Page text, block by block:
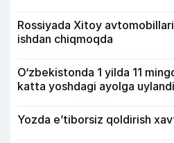
Rossiyada Xitoy
ishdan chiqmoqda
O‘zbekistonda 1 yilda 11
katta yoshdagi ayolga uylandi
Yozda e’tiborsiz qoldirish